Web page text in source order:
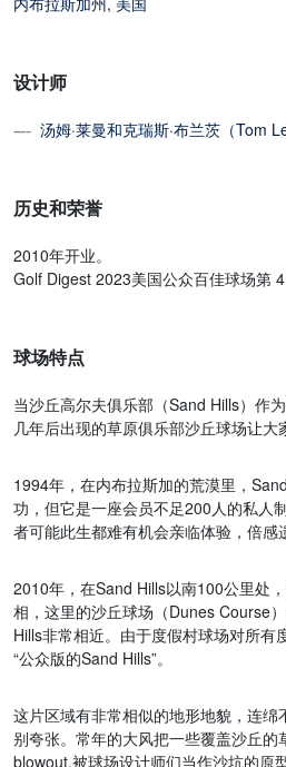
设计师
汤姆·莱曼和克瑞斯·布兰茨（Tom
历史和荣誉
2010年开业。
Golf Digest 2023美国公众百佳球场第
球场特点
当沙丘高尔夫俱乐部（Sand Hills）作
几年后出现的草原俱乐部沙丘球场让大
1994年，在内布拉斯加的荒漠里，
功，但它是一座会员不足200人的私人
者可能此生都难有机会亲临体验，倍感
2010年，在Sand Hills以南100公里处
相，这里的沙丘球场（Dunes Course
Hills非常相近。由于度假村球场对所有
“公众版的Sand Hills”。
这片区域有非常相似的地形地貌，连
别夸张。常年的大风把一些覆盖沙丘的
blowout,被球场设计师们当作沙坑的原